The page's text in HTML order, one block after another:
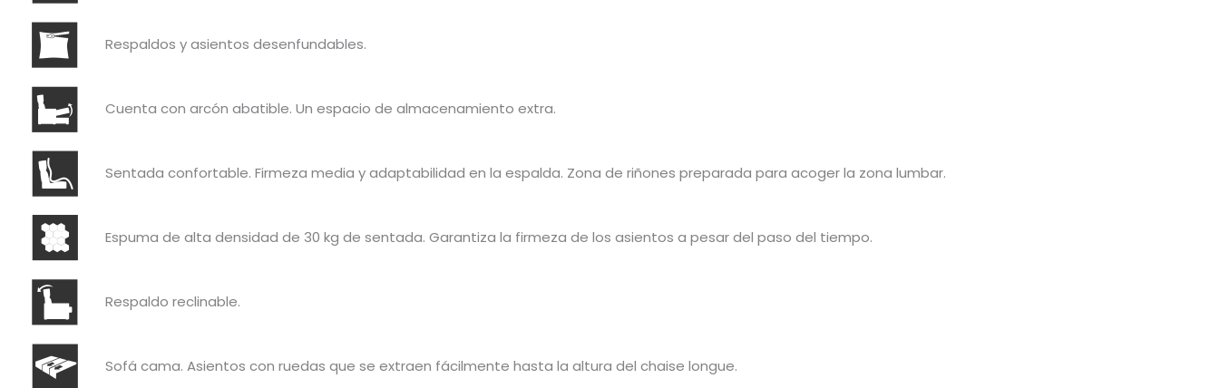
Respaldos y asientos desenfundables.
Cuenta con arcón abatible. Un espacio de almacenamiento extra.
Sentada confortable. Firmeza media y adaptabilidad en la espalda. Zona de riñones preparada para acoger la zona lumbar.
Espuma de alta densidad de 30 kg de sentada. Garantiza la firmeza de los asientos a pesar del paso del tiempo.
Respaldo reclinable.
Sofá cama. Asientos con ruedas que se extraen fácilmente hasta la altura del chaise longue.